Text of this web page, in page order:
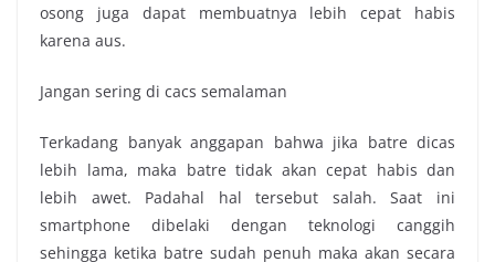
osong juga dapat membuatnya lebih cepat habis
karena aus.
Jangan sering di cacs semalaman
Terkadang banyak anggapan bahwa jika batre dicas
lebih lama, maka batre tidak akan cepat habis dan
lebih awet. Padahal hal tersebut salah. Saat ini
smartphone dibelaki dengan teknologi canggih
sehingga ketika batre sudah penuh maka akan secara